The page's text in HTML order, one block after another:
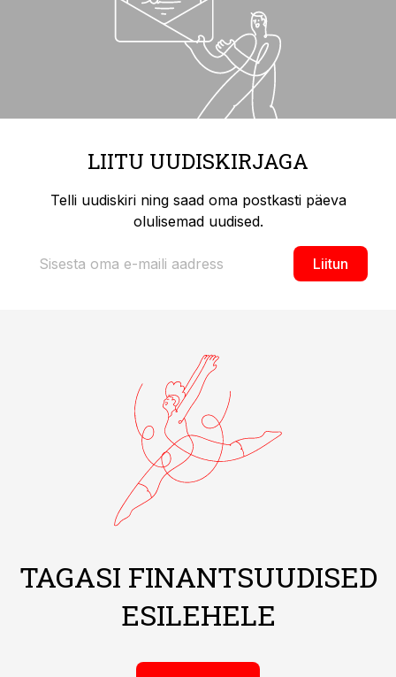
LIITU UUDISKIRJAGA
Telli uudiskiri ning saad oma postkasti päeva
olulisemad uudised.
Liitun
TAGASI FINANTSUUDISED
ESILEHELE